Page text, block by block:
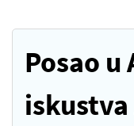
Posao u